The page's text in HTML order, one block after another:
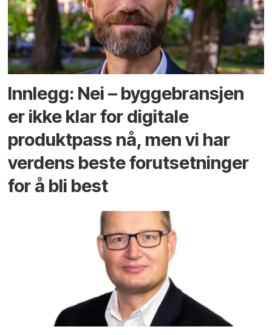
Innlegg: Nei – byggebransjen
er ikke klar for digitale
produktpass nå, men vi har
verdens beste forutsetninger
for å bli best